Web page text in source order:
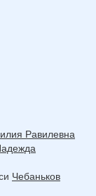
Равилевна
Чебаньков